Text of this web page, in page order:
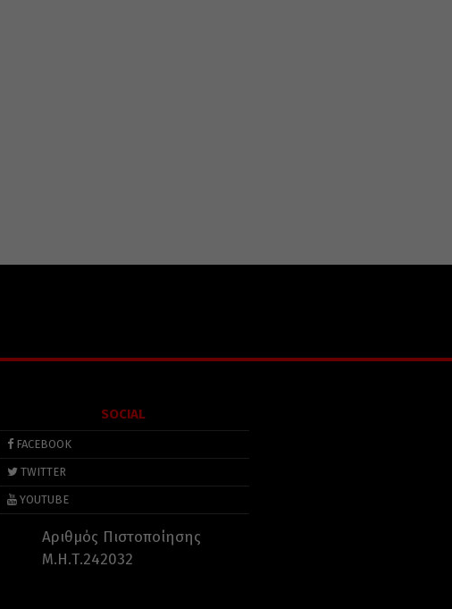
SOCIAL
FACEBOOK
TWITTER
YOUTUBE
Αριθμός Πιστοποίησης
Μ.Η.Τ.242032